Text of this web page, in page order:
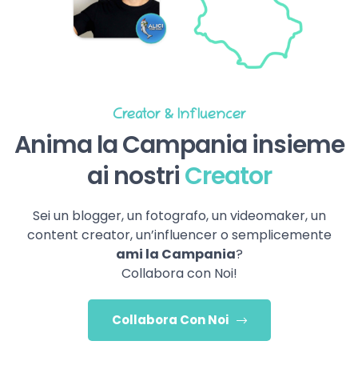
Creator & Influencer
Anima la Campania insieme
ai nostriCreator
Sei un blogger, un fotografo, un videomaker, un
content creator, un’influencer o semplicemente
ami la Campania?
Collabora con Noi!
Collabora Con Noi